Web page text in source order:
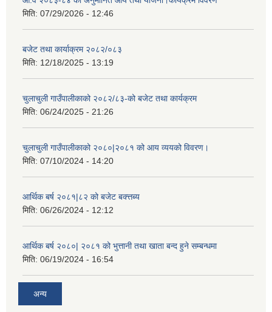
मिति: 07/29/2026 - 12:46
बजेट तथा कार्याक्रम २०८२/०८३
मिति: 12/18/2025 - 13:19
चुलाचुली गाउँपालीकाको २०८२/८३-को बजेट तथा कार्यक्रम
मिति: 06/24/2025 - 21:26
चुलाचुली गाउँपालीकाको २०८०|२०८१ को आय व्ययको विवरण।
मिति: 07/10/2024 - 14:20
आर्थिक बर्ष २०८१|८२ को बजेट बक्त्तब्य
मिति: 06/26/2024 - 12:12
आर्थिक बर्ष २०८०| २०८१ को भुत्तानी तथा खाता बन्द हुने सम्बन्धमा
मिति: 06/19/2024 - 16:54
अन्य